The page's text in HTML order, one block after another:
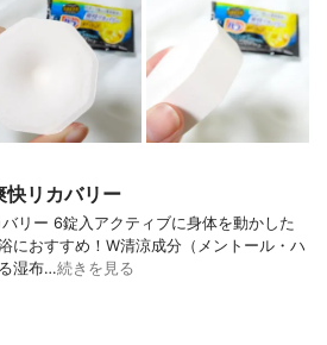
快リカバリー
リー 6錠入アクティブに身体を動かした
におすすめ！W清涼成分（メントール・ハ
湿布…続きを見る